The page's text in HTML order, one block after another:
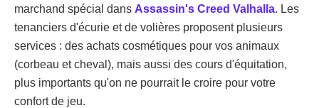
marchand spécial dans Assassin's Creed Valhalla. Les
tenanciers d'écurie et de volières proposent plusieurs
services : des achats cosmétiques pour vos animaux
(corbeau et cheval), mais aussi des cours d'équitation,
plus importants qu'on ne pourrait le croire pour votre
confort de jeu.